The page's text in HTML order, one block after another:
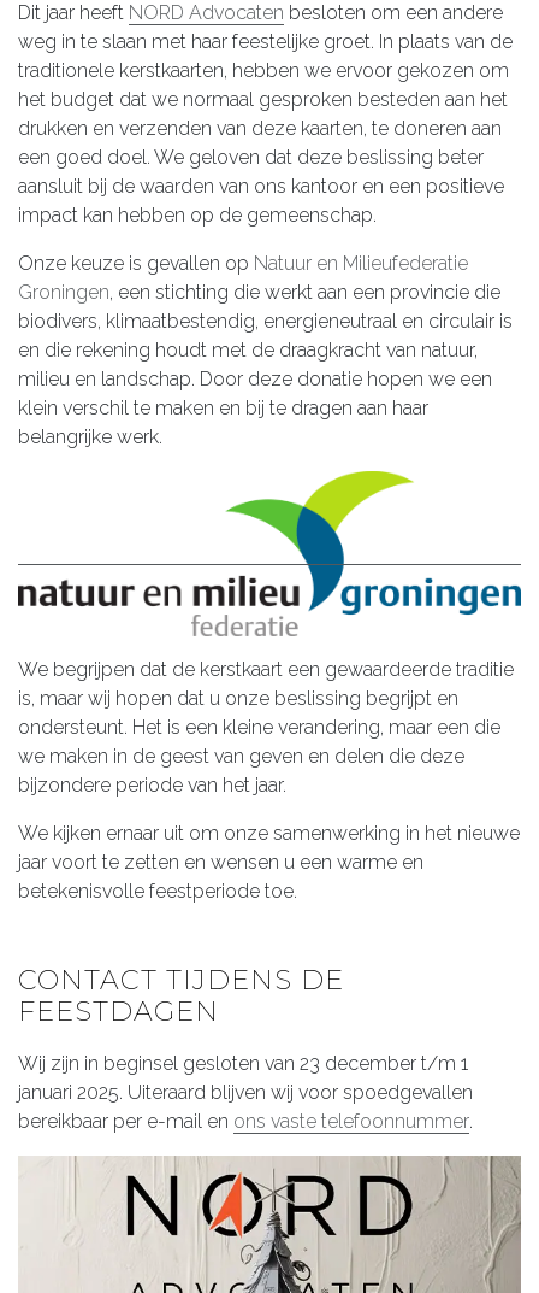
Dit jaar heeft NORD Advocaten besloten om een andere
weg in te slaan met haar feestelijke groet. In plaats van de
traditionele kerstkaarten, hebben we ervoor gekozen om
het budget dat we normaal gesproken besteden aan het
drukken en verzenden van deze kaarten, te doneren aan
een goed doel. We geloven dat deze beslissing beter
aansluit bij de waarden van ons kantoor en een positieve
impact kan hebben op de gemeenschap.
Onze keuze is gevallen op Natuur en Milieufederatie
Groningen, een stichting die werkt aan een provincie die
biodivers, klimaatbestendig, energieneutraal en circulair is
en die rekening houdt met de draagkracht van natuur,
milieu en landschap. Door deze donatie hopen we een
klein verschil te maken en bij te dragen aan haar
belangrijke werk.
We begrijpen dat de kerstkaart een gewaardeerde traditie
is, maar wij hopen dat u onze beslissing begrijpt en
ondersteunt. Het is een kleine verandering, maar een die
we maken in de geest van geven en delen die deze
bijzondere periode van het jaar.
We kijken ernaar uit om onze samenwerking in het nieuwe
jaar voort te zetten en wensen u een warme en
betekenisvolle feestperiode toe.
CONTACT TIJDENS DE
FEESTDAGEN
Wij zijn in beginsel gesloten van 23 december t/m 1
januari 2025. Uiteraard blijven wij voor spoedgevallen
bereikbaar per e-mail en ons vaste telefoonnummer.